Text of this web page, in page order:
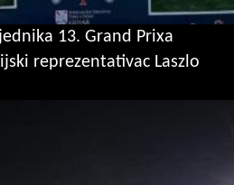
13. Grand Prixa
reprezentativac Laszlo